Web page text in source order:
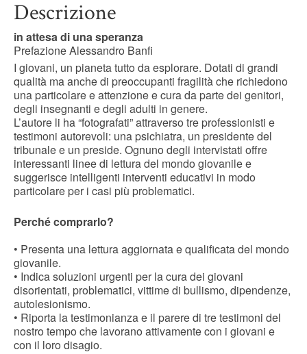
Descrizione
in attesa di una speranza
Prefazione Alessandro Banfi
I giovani, un pianeta tutto da esplorare. Dotati di grandi
qualità ma anche di preoccupanti fragilità che richiedono
una particolare e attenzione e cura da parte dei genitori,
degli insegnanti e degli adulti in genere.
L’autore li ha “fotografati” attraverso tre professionisti e
testimoni autorevoli: una psichiatra, un presidente del
tribunale e un preside. Ognuno degli intervistati offre
interessanti linee di lettura del mondo giovanile e
suggerisce intelligenti interventi educativi in modo
particolare per i casi più problematici.
Perché comprarlo?
• Presenta una lettura aggiornata e qualificata del mondo
giovanile.
• Indica soluzioni urgenti per la cura dei giovani
disorientati, problematici, vittime di bullismo, dipendenze,
autolesionismo.
• Riporta la testimonianza e il parere di tre testimoni del
nostro tempo che lavorano attivamente con i giovani e
con il loro disagio.